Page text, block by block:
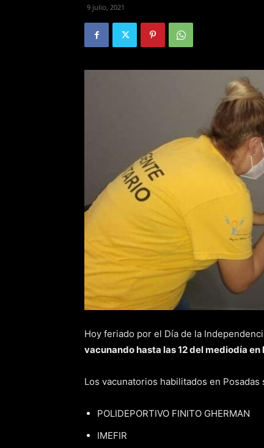
9 julio, 2021
Hoy feriado por el Día de la
vacunando hasta las 12 del mediodía
Los vacunatorios habilitados en Posadas
POLIDEPORTIVO FINITO GHERMAN
IMEFIR